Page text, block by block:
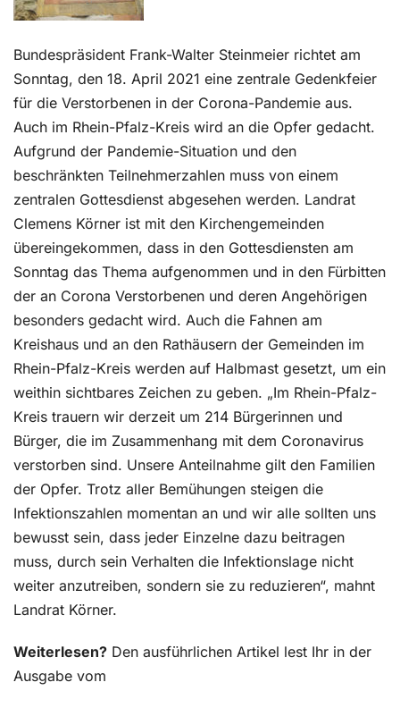
Bundespräsident Frank-Walter Steinmeier richtet am
Sonntag, den 18. April 2021 eine zentrale Gedenkfeier
für die Verstorbenen in der Corona-Pandemie aus.
Auch im Rhein-Pfalz-Kreis wird an die Opfer gedacht.
Aufgrund der Pandemie-Situation und den
beschränkten Teilnehmerzahlen muss von einem
zentralen Gottesdienst abgesehen werden. Landrat
Clemens Körner ist mit den Kirchengemeinden
übereingekommen, dass in den Gottesdiensten am
Sonntag das Thema aufgenommen und in den Fürbitten
der an Corona Verstorbenen und deren Angehörigen
besonders gedacht wird. Auch die Fahnen am
Kreishaus und an den Rathäusern der Gemeinden im
Rhein-Pfalz-Kreis werden auf Halbmast gesetzt, um ein
weithin sichtbares Zeichen zu geben. „Im Rhein-Pfalz-
Kreis trauern wir derzeit um 214 Bürgerinnen und
Bürger, die im Zusammenhang mit dem Coronavirus
verstorben sind. Unsere Anteilnahme gilt den Familien
der Opfer. Trotz aller Bemühungen steigen die
Infektionszahlen momentan an und wir alle sollten uns
bewusst sein, dass jeder Einzelne dazu beitragen
muss, durch sein Verhalten die Infektionslage nicht
weiter anzutreiben, sondern sie zu reduzieren“, mahnt
Landrat Körner.
Weiterlesen? Den ausführlichen Artikel lest Ihr in der
Ausgabe vom